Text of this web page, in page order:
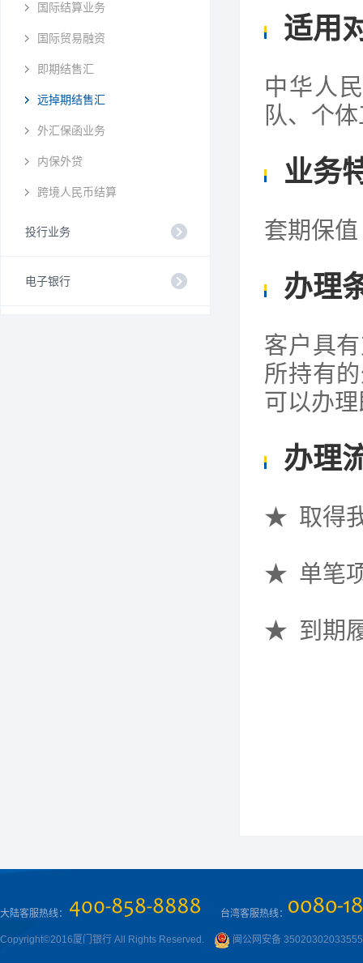
国际结算业务
国际贸易融资
即期结售汇
远掉期结售汇
外汇保函业务
内保外贷
跨境人民币结算
投行业务
电子银行
适用
中华人
队、个
业务
套期保值
办理
客户具
所持有
可以办
办理
★ 取得
★ 单笔
★ 到期
大陆客服热线： 台湾客服热线：
Copyright©2016厦门银行 All Rights Reserved. 闽公网安备